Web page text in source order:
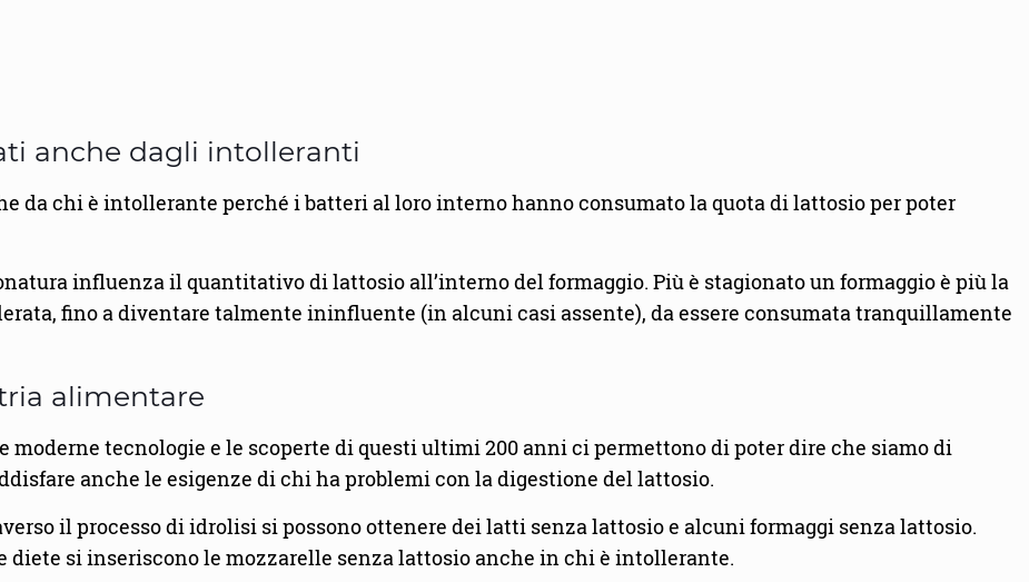
anche dagli intolleranti
da chi è intollerante perché i batteri al loro interno hanno consumato la quota di lattosio per poter
influenza il quantitativo di lattosio all’interno del formaggio. Più è stagionato un formaggio è più la
fino a diventare talmente ininfluente (in alcuni casi assente), da essere consumata tranquillamente
alimentare
moderne tecnologie e le scoperte di questi ultimi 200 anni ci permettono di poter dire che siamo di
anche le esigenze di chi ha problemi con la digestione del lattosio.
il processo di idrolisi si possono ottenere dei latti senza lattosio e alcuni formaggi senza lattosio.
diete si inseriscono le mozzarelle senza lattosio anche in chi è intollerante.